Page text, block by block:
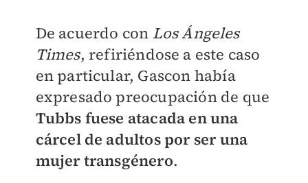
De acuerdo con Los Ángeles
Times, refiriéndose a este caso
en particular, Gascon había
expresado preocupación de que
Tubbs fuese atacada en una
cárcel de adultos por ser una
mujer transgénero.